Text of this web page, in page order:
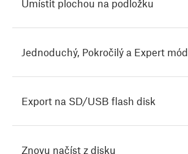
Umístit plochou na podložku
Jednoduchý, Pokročilý a Expert mód
Export na SD/USB flash disk
Znovu načíst z disku